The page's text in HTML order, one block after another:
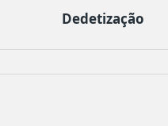
Dedetização